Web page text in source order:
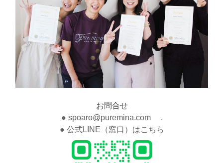
お問合せ
● spoaro@puremina.com .
● 公式LINE（窓口）はこちら